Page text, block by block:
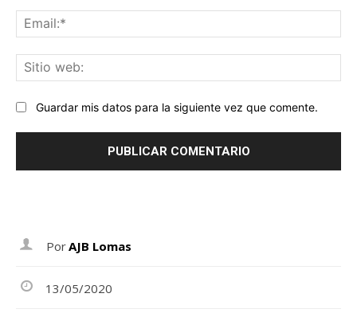
Guardar mis datos para la siguiente vez que comente.
PorAJB Lomas
13/05/2020